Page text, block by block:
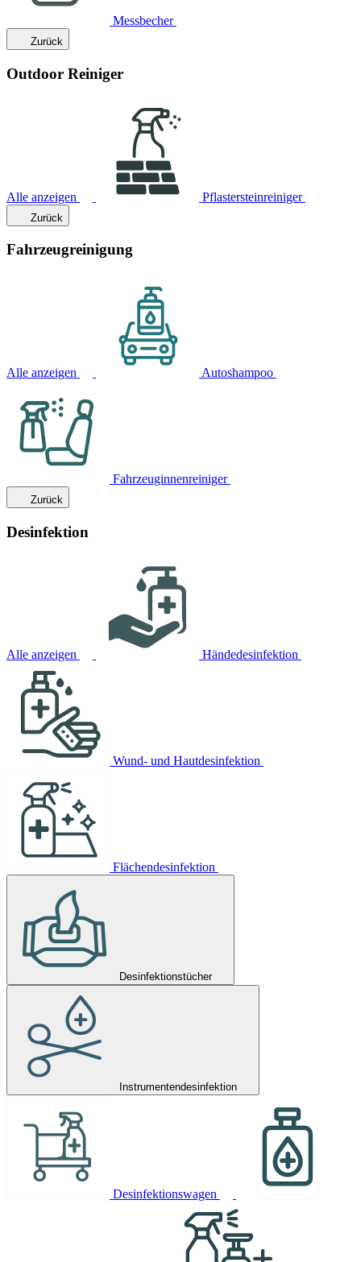
Messbecher
Zurück
Outdoor Reiniger
Alle anzeigen Pflastersteinreiniger
Zurück
Fahrzeugreinigung
Alle anzeigen Autoshampoo
Fahrzeuginnenreiniger
Zurück
Desinfektion
Alle anzeigen Händedesinfektion
Wund- und Hautdesinfektion
Flächendesinfektion
Desinfektionstücher
Instrumentendesinfektion
Desinfektionswagen